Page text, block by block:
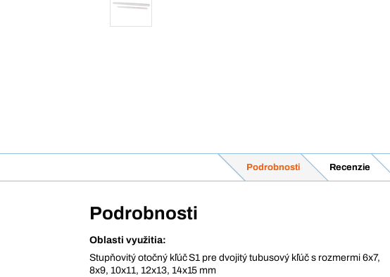
Podrobnosti Recenzie
Podrobnosti
Oblasti využitia:
Stupňovitý otočný kľúč S1 pre dvojitý tubusový kľúč s rozmermi 6x7,
8x9, 10x11, 12x13, 14x15 mm